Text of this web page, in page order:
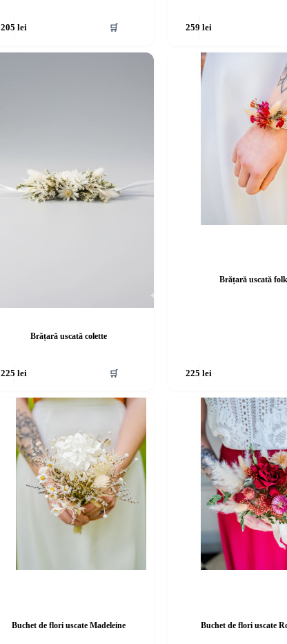
205 lei 🛒 259lei
Brățară uscată colette
225 lei 🛒
Brățară uscată folk
225lei
Buchet de flori uscate Madeleine Buchet de flori uscate